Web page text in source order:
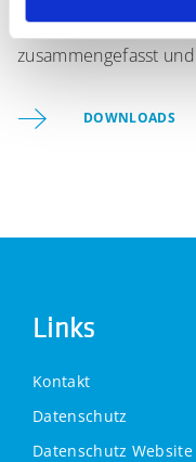
Produkten und
zusammengefasst
DOWNLOADS
Links
Kontakt
Datenschutz
Datenschutz Website